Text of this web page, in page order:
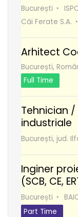
București
Căi Ferate S.A.
Arhitect
București,
Full Time
Tehnician
industriale
București, jud.
Inginer
(SCB, CE,
București
Part Time